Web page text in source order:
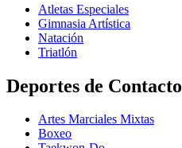
Atletas Especiales
Gimnasia Artística
Natación​
Triatlón​
Deportes de Contacto
Artes Marciales Mixtas
Boxeo